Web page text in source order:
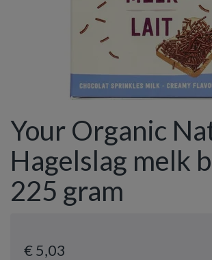
Your Organic
Hagelslag melk
225 gram
€ 5,03